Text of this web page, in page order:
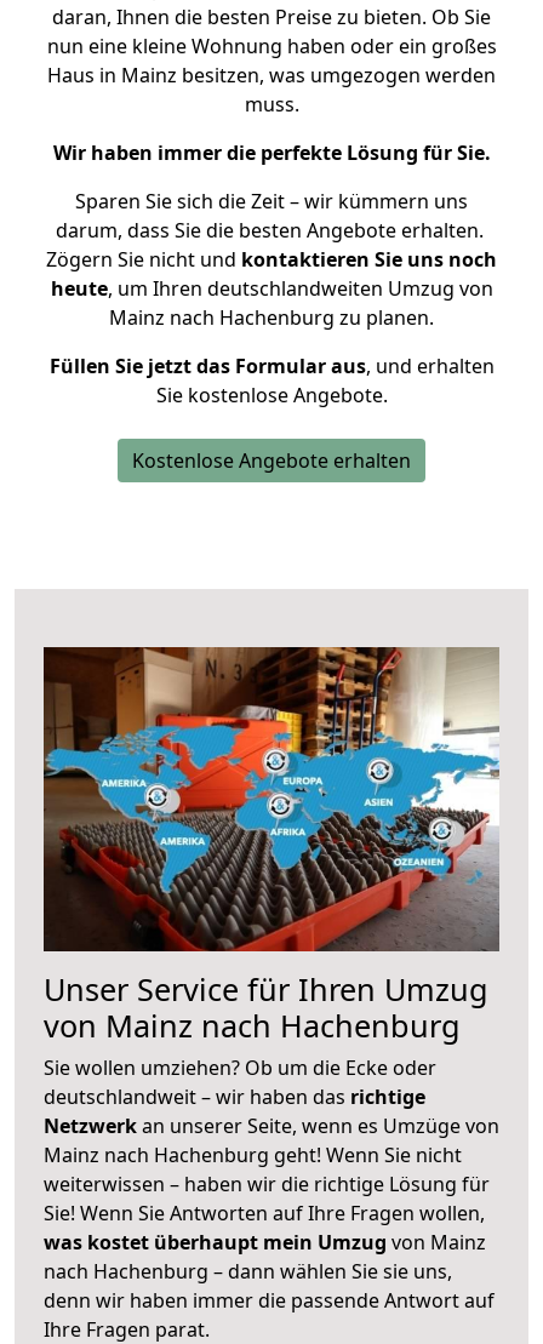
daran, Ihnen die besten Preise zu bieten. Ob Sie
nun eine kleine Wohnung haben oder ein großes
Haus in Mainz besitzen, was umgezogen werden
muss.
Wir haben immer die perfekte Lösung für Sie.
Sparen Sie sich die Zeit – wir kümmern uns
darum, dass Sie die besten Angebote erhalten.
Zögern Sie nicht und kontaktieren Sie uns noch
heute, um Ihren deutschlandweiten Umzug von
Mainz nach Hachenburg zu planen.
Füllen Sie jetzt das Formular aus, und erhalten
Sie kostenlose Angebote.
Kostenlose Angebote erhalten
Unser Service für Ihren Umzug
von Mainz nach Hachenburg
Sie wollen umziehen? Ob um die Ecke oder
deutschlandweit – wir haben das richtige
Netzwerkan unserer Seite, wenn es Umzüge von
Mainz nach Hachenburg geht! Wenn Sie nicht
weiterwissen – haben wir die richtige Lösung für
Sie! Wenn Sie Antworten auf Ihre Fragen wollen,
was kostet überhaupt mein Umzug von Mainz
nach Hachenburg – dann wählen Sie sie uns,
denn wir haben immer die passende Antwort auf
Ihre Fragen parat.